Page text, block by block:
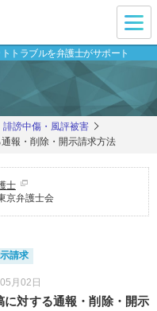
トラブルを弁護士がサポート
誹謗中傷・風評被害
報・削除・開示請求方法
士
京弁護士会
月02日
対する通報・削除・開示
請求